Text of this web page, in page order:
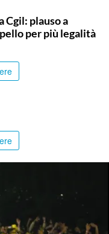
Cgil: plauso a
per più legalità